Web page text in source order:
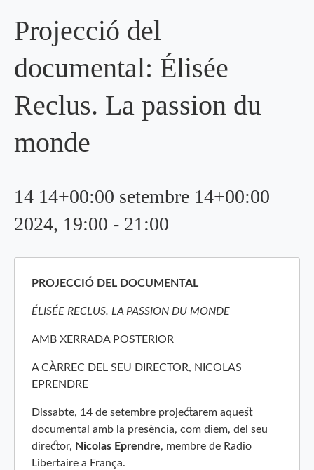
Projecció del
documental: Élisée
Reclus. La passion du
monde
14 14+00:00 setembre 14+00:00
2024, 19:00 - 21:00
PROJECCIÓ DEL DOCUMENTAL
ÉLISÉE RECLUS. LA PASSION DU MONDE
AMB XERRADA POSTERIOR
A CÀRREC DEL SEU DIRECTOR, NICOLAS
EPRENDRE
Dissabte, 14 de setembre projectarem aquest
documental amb la presència, com diem, del seu
director, Nicolas Eprendre, membre de Radio
Libertaire a França.